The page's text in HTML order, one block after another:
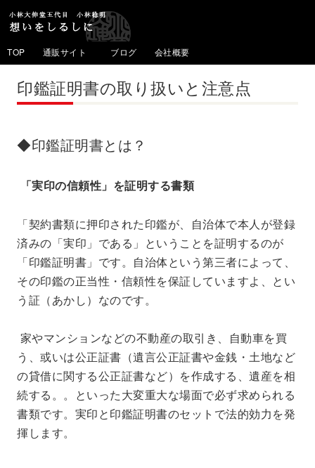
TOP 通販サイト ブログ 会社概要
印鑑証明書の取り扱いと注意点
◆印鑑証明書とは？
「実印の信頼性」を証明する書類
「契約書類に押印された印鑑が、自治体で本人が登録
済みの「実印」である」ということを証明するのが
「印鑑証明書」です。自治体という第三者によって、
その印鑑の正当性・信頼性を保証していますよ、とい
う証（あかし）なのです。
家やマンションなどの不動産の取引き、自動車を買
う、 或いは公正証書（遺言公正証書や金銭・土地など
の貸借に関する公正証書など）を作成する、遺産を相
続する。。といった大変重大な場面で必ず求められる
書類です。 実印と印鑑証明書のセットで法的効力を発
揮します。